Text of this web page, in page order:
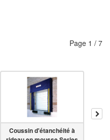
Page 1 / 7
Coussin d'étanchéité à